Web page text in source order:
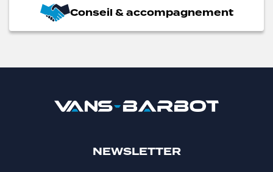
Conseil & accompagnement
NEWSLETTER